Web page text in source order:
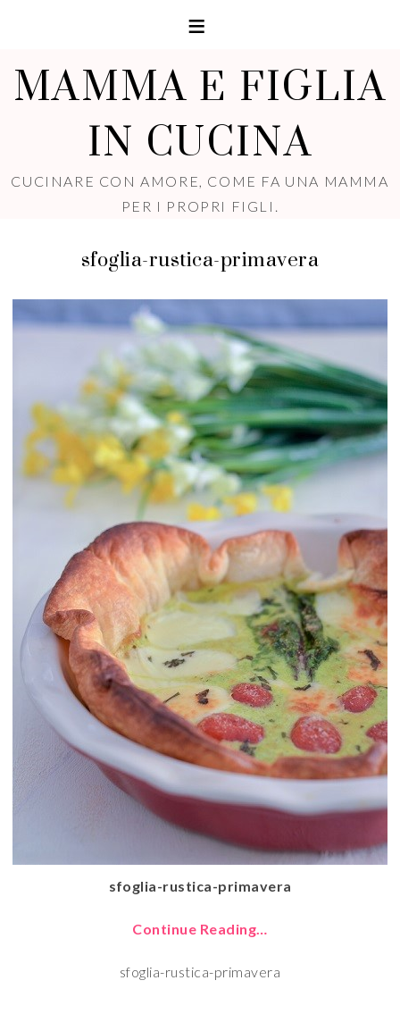
MAMMA E FIGLIA
IN CUCINA
CUCINARE CON AMORE, COME FA UNA MAMMA
PER I PROPRI FIGLI.
sfoglia-rustica-primavera
sfoglia-rustica-primavera
Continue Reading…
sfoglia-rustica-primavera